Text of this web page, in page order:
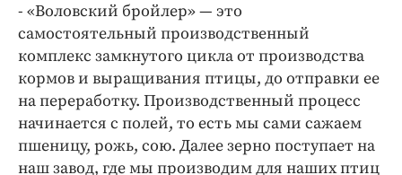
- «Воловский бройлер» — это
самостоятельный производственный
комплекс замкнутого цикла от производства
кормов и выращивания птицы, до отправки ее
на переработку. Производственный процесс
начинается с полей, то есть мы сами сажаем
пшеницу, рожь, сою. Далее зерно поступает на
наш завод, где мы производим для наших птиц